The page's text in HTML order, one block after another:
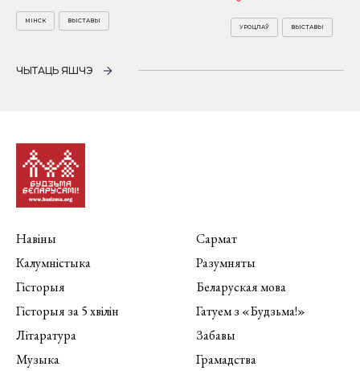
МІНСК ВЫСТАВЫ
УРОЦЛАЎ ВЫСТАВЫ
ЧЫТАЦЬ ЯШЧЭ
Навіны
Калумністыка
Гісторыя
Гісторыя за 5 хвілін
Літаратура
Музыка
Сармат
Разумняты
Беларуская мова
Гатуем з «Будзьма!»
Забавы
Грамадства